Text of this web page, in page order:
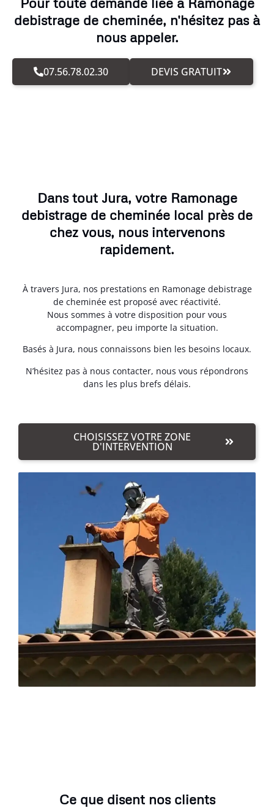
debistrage de cheminée, n'hésitez pas à
nous appeler.
07.56.78.02.30 DEVIS GRATUIT
Dans tout Jura, votre Ramonage
debistrage de cheminée local près de
chez vous, nous intervenons
rapidement.
À travers Jura, nos prestations en Ramonage debistrage
de cheminée est proposé avec réactivité.
Nous sommes à votre disposition pour vous
accompagner, peu importe la situation.
Basés à Jura, nous connaissons bien les besoins locaux.
N’hésitez pas à nous contacter, nous vous répondrons
dans les plus brefs délais.
CHOISISSEZ VOTRE ZONE
D'INTERVENTION
Ce que disent nos clients